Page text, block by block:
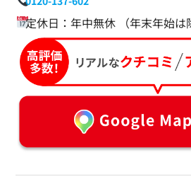
定休日：年中無休 （年末年始は